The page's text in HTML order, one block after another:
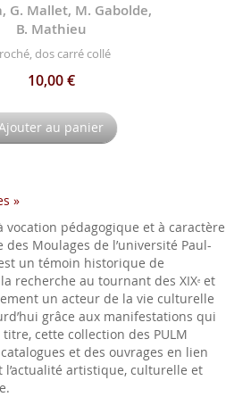
G. Mallet, M. Gabolde,
B. Mathieu
dos carré collé
10,00 €
au panier
»
vocation pédagogique et à caractère
Moulages de l’université Paul-
un témoin historique de
recherche au tournant des XIXe et
un acteur de la vie culturelle
grâce aux manifestations qui
cette collection des PULM
et des ouvrages en lien
l’actualité artistique, culturelle et